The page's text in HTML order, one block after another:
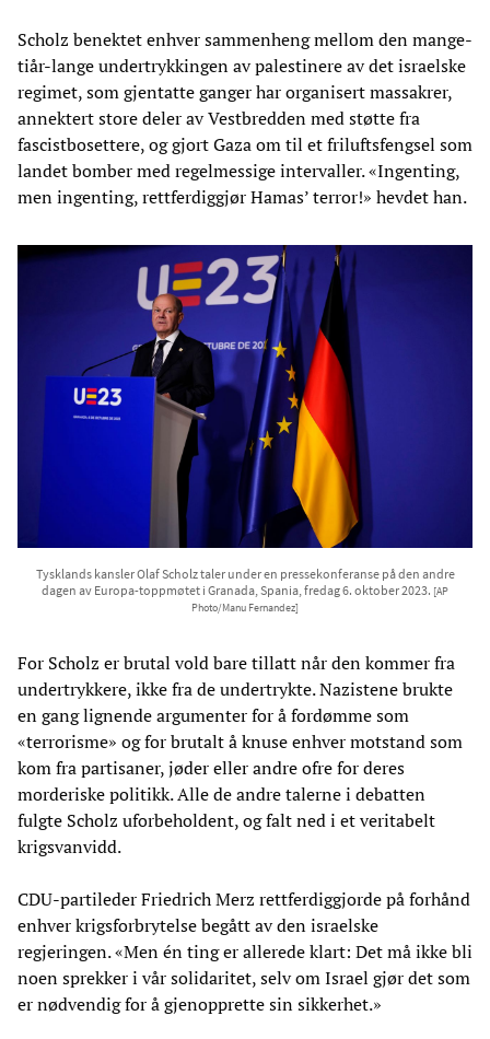
Scholz benektet enhver sammenheng mellom den mange-
tiår-lange undertrykkingen av palestinere av det israelske
regimet, som gjentatte ganger har organisert massakrer,
annektert store deler av Vestbredden med støtte fra
fascistbosettere, og gjort Gaza om til et friluftsfengsel som
landet bomber med regelmessige intervaller. «Ingenting,
men ingenting, rettferdiggjør Hamas’ terror!» hevdet han.
Tysklands kansler Olaf Scholz taler under en pressekonferanse på den andre
dagen av Europa-toppmøtet i Granada, Spania, fredag 6. oktober 2023. [AP
Photo/Manu Fernandez]
For Scholz er brutal vold bare tillatt når den kommer fra
undertrykkere, ikke fra de undertrykte. Nazistene brukte
en gang lignende argumenter for å fordømme som
«terrorisme» og for brutalt å knuse enhver motstand som
kom fra partisaner, jøder eller andre ofre for deres
morderiske politikk. Alle de andre talerne i debatten
fulgte Scholz uforbeholdent, og falt ned i et veritabelt
krigsvanvidd.
CDU-partileder Friedrich Merz rettferdiggjorde på forhånd
enhver krigsforbrytelse begått av den israelske
regjeringen. «Men én ting er allerede klart: Det må ikke bli
noen sprekker i vår solidaritet, selv om Israel gjør det som
er nødvendig for å gjenopprette sin sikkerhet.»